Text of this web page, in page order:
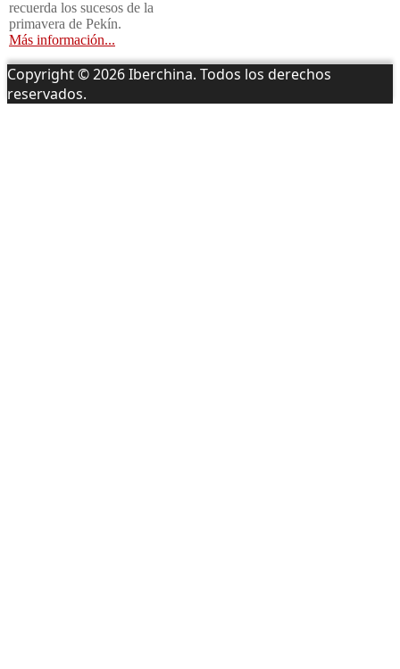
recuerda los sucesos de la
primavera de Pekín.
Más información...
Copyright © 2026 Iberchina. Todos los derechos
reservados.